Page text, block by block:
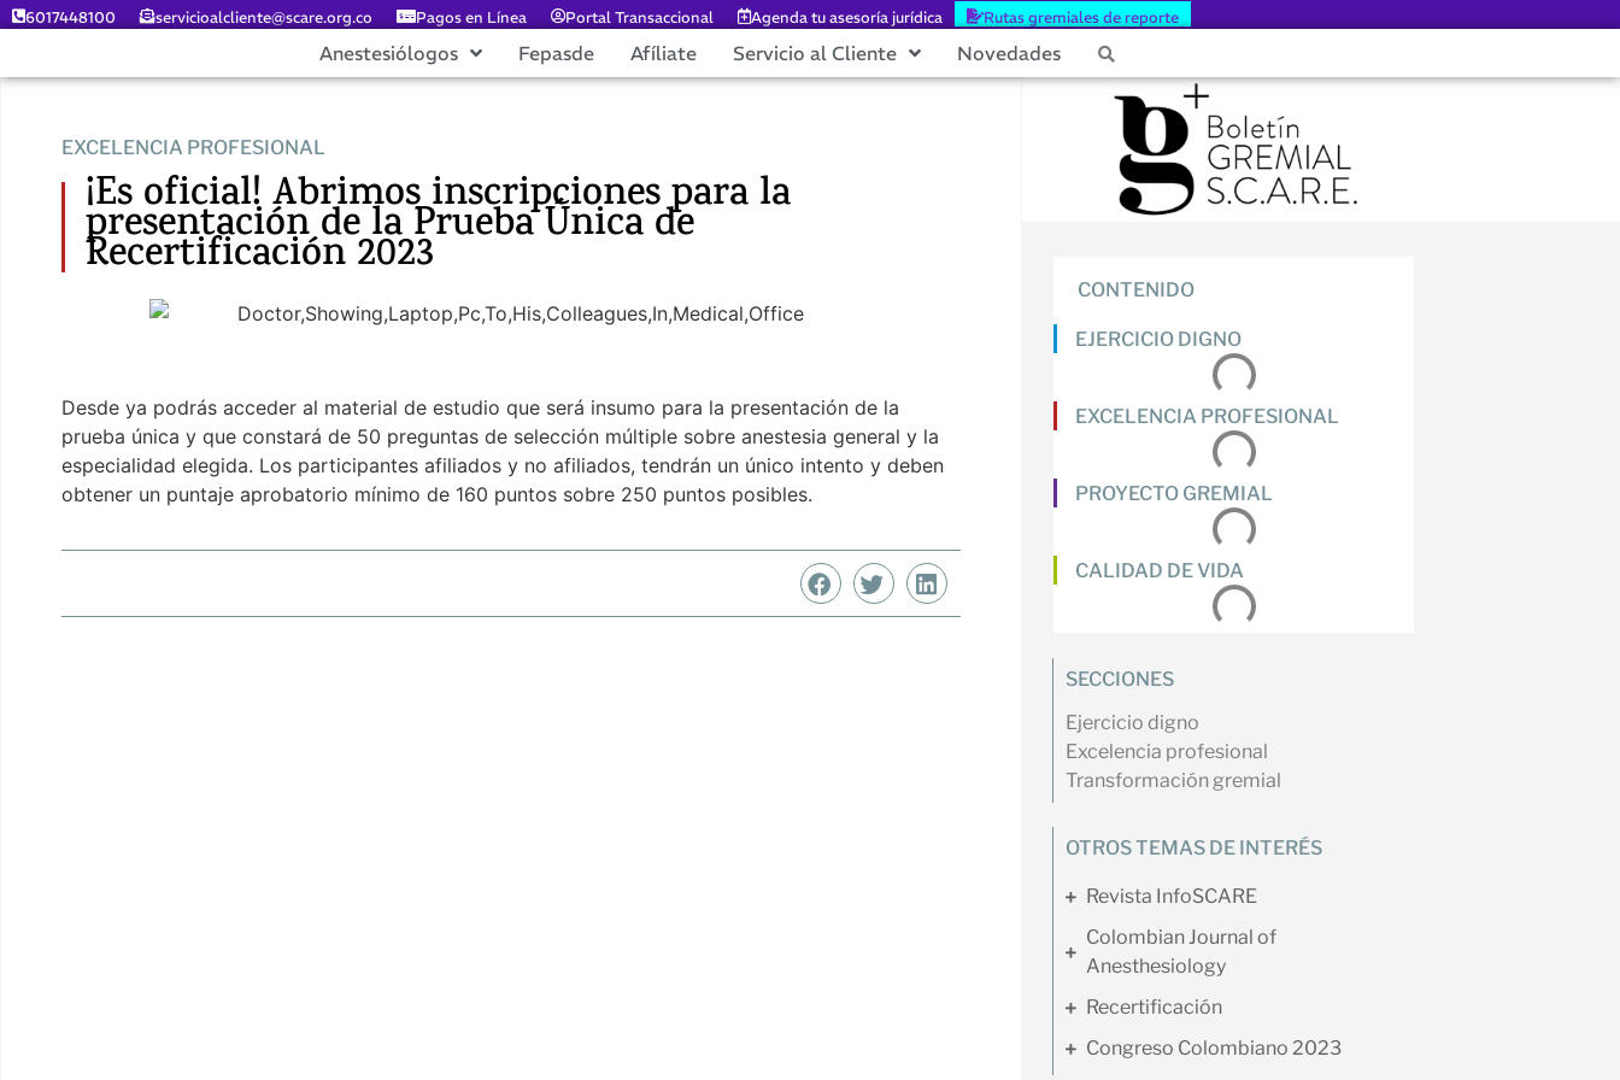
6017448100 servicioalcliente@scare.org.co Pagos en Línea Portal Transaccional Agenda tu asesoría jurídica Rutas gremiales de reporte
Anestesiólogos Fepasde Afíliate Servicio al Cliente Novedades
EXCELENCIA PROFESIONAL
¡Es oficial! Abrimos inscripciones para la
presentación de la Prueba Única de
Recertificación 2023
Desde ya podrás acceder al material de estudio que será insumo para la presentación de la
prueba única y que constará de 50 preguntas de selección múltiple sobre anestesia general y la
especialidad elegida. Los participantes afiliados y no afiliados, tendrán un único intento y deben
obtener un puntaje aprobatorio mínimo de 160 puntos sobre 250 puntos posibles.
CONTENIDO
EJERCICIO DIGNO
EXCELENCIA PROFESIONAL
PROYECTO GREMIAL
CALIDAD DE VIDA
SECCIONES
Ejercicio digno
Excelencia profesional
Transformación gremial
OTROS TEMAS DE INTERÉS
Revista InfoSCARE
Colombian Journal of
Anesthesiology
Recertificación
Congreso Colombiano 2023